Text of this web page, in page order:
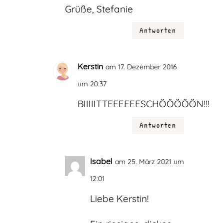
Grüße, Stefanie
Antworten
Kerstin am 17. Dezember 2016
um 20:37
BIIIIITTEEEEEESCHÖÖÖÖÖN!!!
Antworten
Isabel am 25. März 2021 um
12:01
Liebe Kerstin!